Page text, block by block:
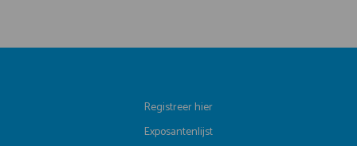
Registreer hier
Exposantenlijst